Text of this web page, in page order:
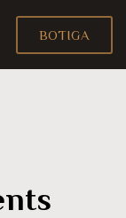
BOTIGA